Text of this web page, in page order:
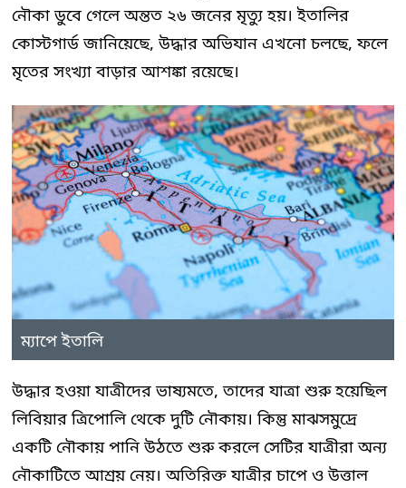
নৌকা ডুবে গেলে অন্তত ২৬ জনের মৃত্যু হয়। ইতালির
কোস্টগার্ড জানিয়েছে, উদ্ধার অভিযান এখনো চলছে, ফলে
মৃতের সংখ্যা বাড়ার আশঙ্কা রয়েছে।
ম্যাপে ইতালি
উদ্ধার হওয়া যাত্রীদের ভাষ্যমতে, তাদের যাত্রা শুরু হয়েছিল
লিবিয়ার ত্রিপোলি থেকে দুটি নৌকায়। কিন্তু মাঝসমুদ্রে
একটি নৌকায় পানি উঠতে শুরু করলে সেটির যাত্রীরা অন্য
নৌকাটিতে আশ্রয় নেয়। অতিরিক্ত যাত্রীর চাপে ও উত্তাল